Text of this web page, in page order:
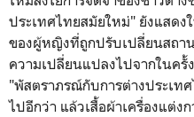
ประเทศไทยสมัยใหม่" ยังแสด
ของผู้หญิงที่ถูกปรับเปลี่ยนสถา
ความเปลี่ยนแปลงไปจากในค
"พัสตราภรณ์กับการต่างประเท
ไปอีกว่า แล้วเสื้อผ้าเครื่องแต่